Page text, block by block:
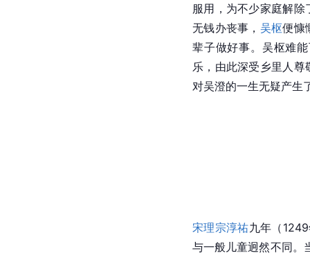
服用，为不少家庭解
无钱办丧事， 吴枢便慷
辈子做好事。吴枢难
乐，由此深受乡里人
对吴澄的一生无疑产生
宋理宗淳祐九年（
与一般儿童迥然不同。